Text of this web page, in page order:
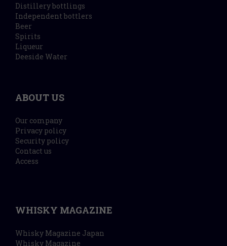
Distillery bottlings
Independent bottlers
Beer
Spirits
Liqueur
Deeside Water
ABOUT US
Our company
Privacy policy
Security policy
Contact us
Access
WHISKY MAGAZINE
Whisky Magazine Japan
Whisky Magazine